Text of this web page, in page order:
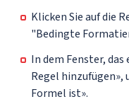
Klicken Sie auf die
"Bedingte
In dem Fenster,
Regel hinzufügen»,
Formel ist».